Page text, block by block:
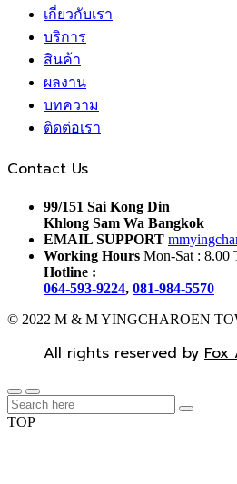
เกี่ยวกับเรา
บริการ
สินค้า
ผลงาน
บทความ
ติดต่อเรา
Contact Us
99/151 Sai Kong Din
Khlong Sam Wa Bangkok
EMAIL SUPPORT
Working Hours Mon-Sat : 8.00
Hotline :
064-593-9224, 081-984-5570
© 2022 M & M YINGCHAROEN
All rights reserved by Fox
TOP